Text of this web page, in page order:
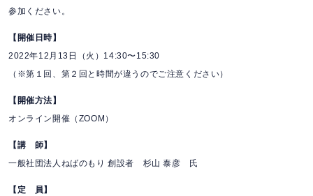
参加ください。
【開催日時】
2022年12月13日（火）14:30〜15:30
（※第１回、第２回と時間が違うのでご注意ください）
【開催方法】
オンライン開催（ZOOM）
【講 師】
一般社団法人ねばのもり 創設者 杉山 泰彦 氏
【定 員】